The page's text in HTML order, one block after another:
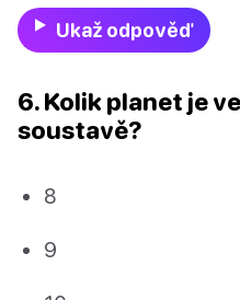
Ukaž odpověď
6. Kolik planet je
soustavě?
8
9